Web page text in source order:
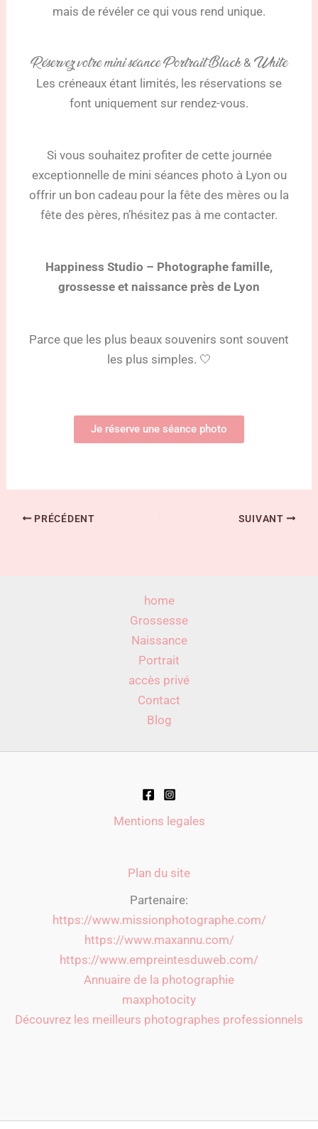
mais de révéler ce qui vous rend unique.
Réservez votre mini séance Portrait Black & White
Les créneaux étant limités, les réservations se
font uniquement sur rendez-vous.
Si vous souhaitez profiter de cette journée
exceptionnelle de mini séances photo à Lyon ou
offrir un bon cadeau pour la fête des mères ou la
fête des pères, n’hésitez pas à me contacter.
Happiness Studio – Photographe famille,
grossesse et naissance près de Lyon
Parce que les plus beaux souvenirs sont souvent
les plus simples. 🤍
Je réserve une séance photo
PRÉCÉDENT SUIVANT
home
Grossesse
Naissance
Portrait
accès privé
Contact
Blog
Mentions legales
Plan du site
Partenaire:
https://www.missionphotographe.com/
https://www.maxannu.com/
https://www.empreintesduweb.com/
Annuaire de la photographie
maxphotocity
Découvrez les meilleurs photographes professionnels